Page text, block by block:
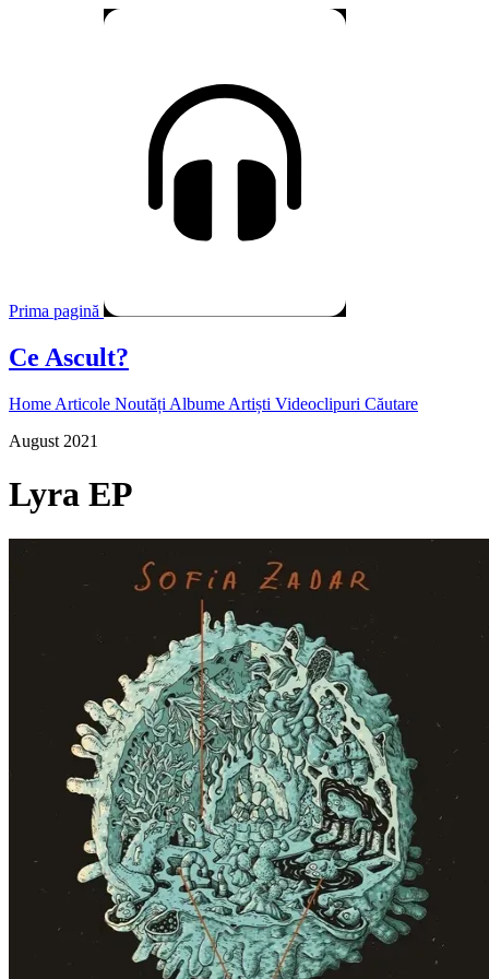
Prima pagină
Ce Ascult?
Home Articole Noutăți Albume Artiști Videoclipuri Căutare
August 2021
Lyra EP
Pagina externă
Pagina externă
Pagina externă Pagina externă
Pagina externă